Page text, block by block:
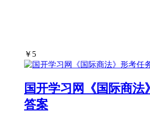
￥ 5
国开学习网《国际商法
答案